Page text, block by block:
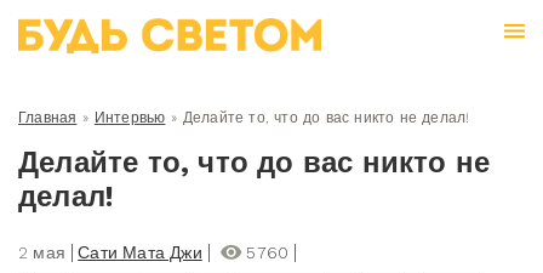
Главная » Интервью » Делайте то, что до вас никто не делал!
Делайте то, что до вас никто не
делал!
2 мая Сати Мата Джи
5760